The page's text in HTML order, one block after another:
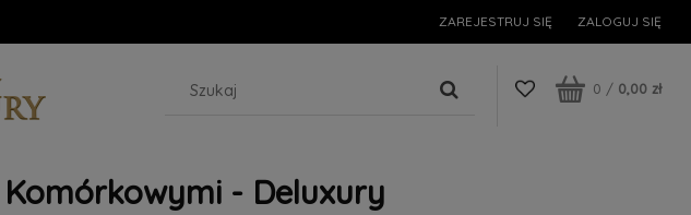
ZAREJESTRUJ SIĘ ZALOGUJ SIĘ
0 / 0,00 zł
- Deluxury